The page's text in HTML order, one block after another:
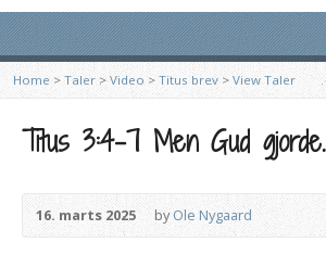
Home > Taler>Video > Titus brev> View Taler
Titus 3:4-7 Men Gud gjorde.
16. marts 2025 byOle Nygaard